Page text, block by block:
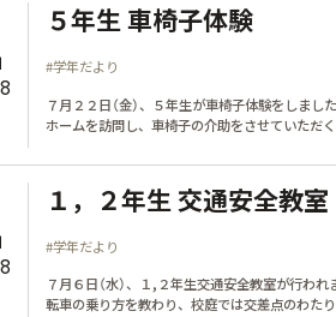
５年生 車椅子体験
#学年だより
７月２２日（金）、５年生が車椅子体験をしまし
ホームを訪問し、車椅子の介助をさせていただ
１，２年生 交通安全教室
#学年だより
７月６日（水）、１,２年生交通安全教室が行わ
転車の乗り方を教わり、校庭では交差点のわたり